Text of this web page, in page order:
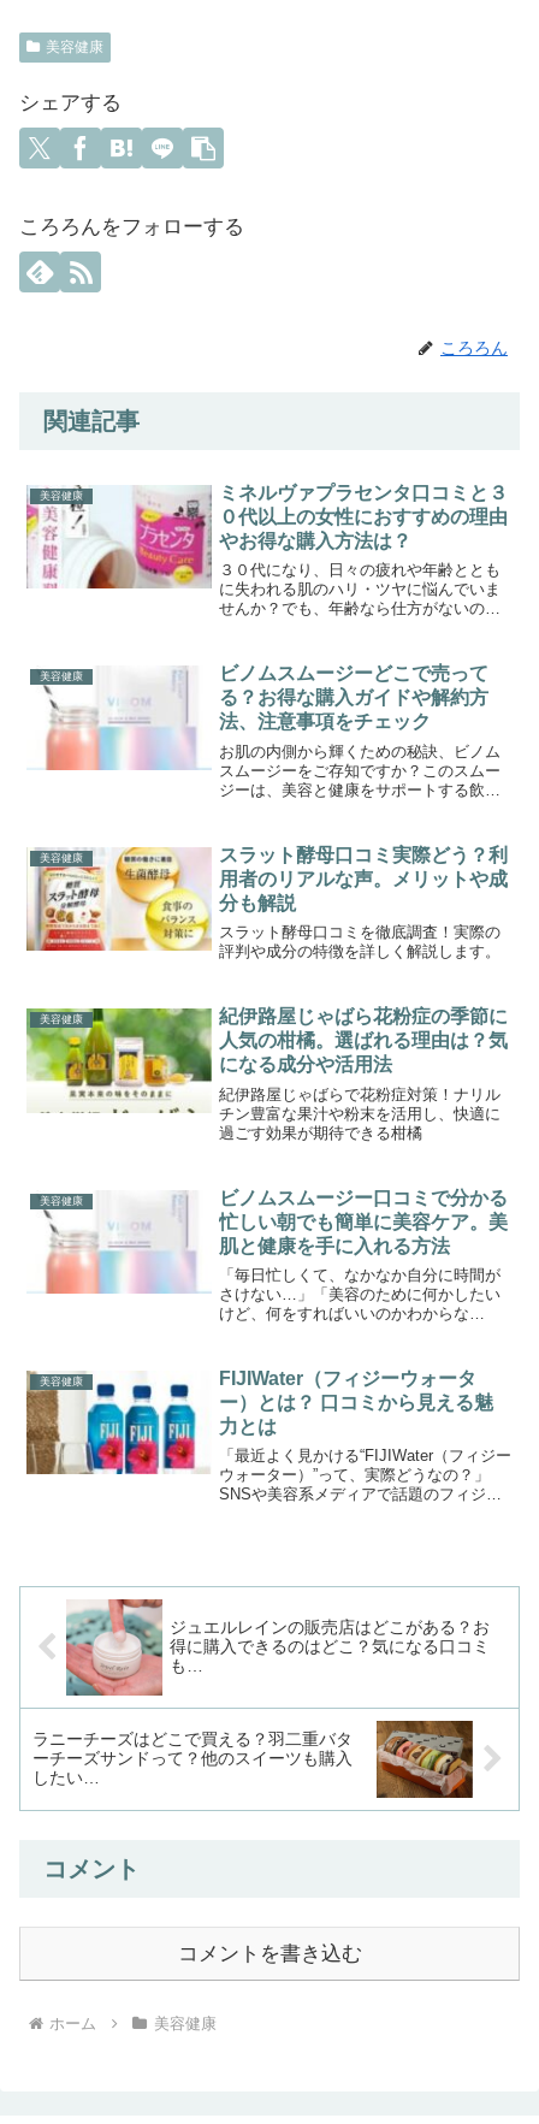
美容健康
シェアする
ころろんをフォローする
ころろん
関連記事
美容健康
ミネルヴァプラセンタ口コミと３
０代以上の女性におすすめの理由
やお得な購入方法は？
３０代になり、日々の疲れや年齢ととも
に失われる肌のハリ・ツヤに悩んでいま
せんか？でも、年齢なら仕方がないのか
品質な豚プラセンタや美容成分を贅沢に
配合したサプリなんです。...
美容健康
ビノムスムージーどこで売って
る？お得な購入ガイドや解約方
法、注意事項をチェック
お肌の内側から輝くための秘訣、ビノム
スムージーをご存知ですか？このスムー
ジーは、美容と健康をサポートする飲み
できないため、公式サイトでの定期購入
が、最もコストパフォーマ...
美容健康
スラット酵母口コミ実際どう？利
用者のリアルな声。メリットや成
分も解説
スラット酵母口コミを徹底調査！実際の
評判や成分の特徴を詳しく解説します。
美容健康
紀伊路屋じゃばら花粉症の季節に
人気の柑橘。選ばれる理由は？気
になる成分や活用法
紀伊路屋じゃばらで花粉症対策！ナリル
チン豊富な果汁や粉末を活用し、快適に
過ごす効果が期待できる柑橘
美容健康
ビノムスムージー口コミで分かる
忙しい朝でも簡単に美容ケア。美
肌と健康を手に入れる方法
「毎日忙しくて、なかなか自分に時間が
さけない…」「美容のために何かしたい
けど、何をすればいいのかわからな
にとって、毎日の食事選びはとても重要
ですよね。特に忙しい朝、手軽...
美容健康
FIJIWater（フィジーウォータ
ー）とは？ 口コミから見える魅
力とは
「最近よく見かける“FIJIWater（フィジー
ウォーター）”って、実際どうなの？」
SNSや美容系メディアで話題のフィジー
ジュエルレインの販売店はどこがある？お
得に購入できるのはどこ？気になる口コミ
も…
ラニーチーズはどこで買える？羽二重バタ
ーチーズサンドって？他のスイーツも購入
したい…
コメント
コメントを書き込む
ホーム 美容健康